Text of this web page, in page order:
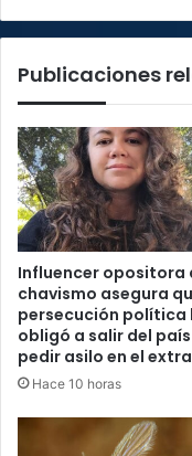
Publicaciones
Influencer opositora
chavismo asegura
persecución política
obligó a salir del
pedir asilo en el
Hace 10 horas